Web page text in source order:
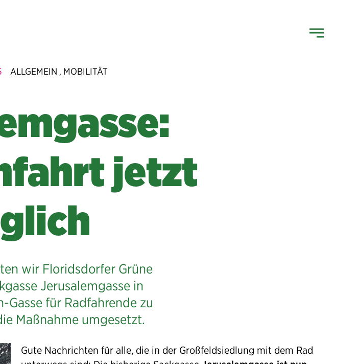
ALLGEMEIN , MOBILITÄT
jetzt
wir Floridsdorfer Grüne
Jerusalemgasse in
für Radfahrende zu
Maßnahme umgesetzt.
Gute Nachrichten für alle, die in der Großfeldsiedlung mit dem Rad